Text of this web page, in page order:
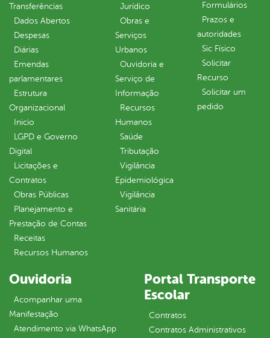
Transferências
Dados Abertos
Despesas
Diárias
Emendas
parlamentares
Estrutura
Organizacional
Inicio
LGPD e Governo
Digital
Licitações e
Contratos
Obras Públicas
Planejamento e
Prestação de Contas
Receitas
Recursos Humanos
Jurídico
Obras e
Serviços
Urbanos
Ouvidoria e
Serviço de
Informação
Recursos
Humanos
Saúde
Tributação
Vigilância
Epidemiológica
Vigilância
Sanitária
Formulários
Prazos e
autoridades
Sic Físico
Solicitar
Recurso
Solicitar um
pedido
Ouvidoria
Acompanhar uma
Manifestação
Atendimento via WhatsApp
Portal Transporte
Escolar
Contratos
Contratos Administrativos